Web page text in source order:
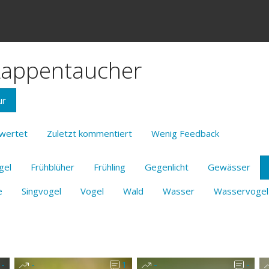
Zuletzt kommentiert Wenig Feedback
Frühblüher Frühling Gegenlicht
Gewässer
Singvogel Vogel Wald Wasser Wasservogel
- 1 - -